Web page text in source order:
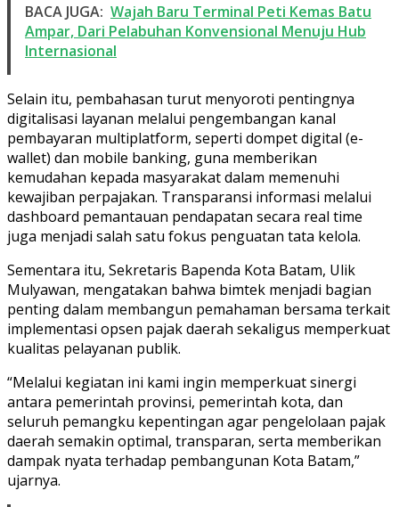
BACA JUGA: Wajah Baru Terminal Peti Kemas Batu
Ampar, Dari Pelabuhan Konvensional Menuju Hub
Internasional
Selain itu, pembahasan turut menyoroti pentingnya
digitalisasi layanan melalui pengembangan kanal
pembayaran multiplatform, seperti dompet digital (e-
wallet) dan mobile banking, guna memberikan
kemudahan kepada masyarakat dalam memenuhi
kewajiban perpajakan. Transparansi informasi melalui
dashboard pemantauan pendapatan secara real time
juga menjadi salah satu fokus penguatan tata kelola.
Sementara itu, Sekretaris Bapenda Kota Batam, Ulik
Mulyawan, mengatakan bahwa bimtek menjadi bagian
penting dalam membangun pemahaman bersama terkait
implementasi opsen pajak daerah sekaligus memperkuat
kualitas pelayanan publik.
“Melalui kegiatan ini kami ingin memperkuat sinergi
antara pemerintah provinsi, pemerintah kota, dan
seluruh pemangku kepentingan agar pengelolaan pajak
daerah semakin optimal, transparan, serta memberikan
dampak nyata terhadap pembangunan Kota Batam,”
ujarnya.